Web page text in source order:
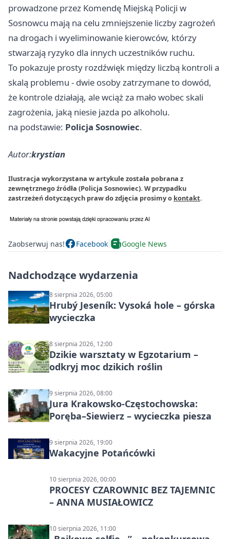
prowadzone przez Komendę Miejską Policji w
Sosnowcu mają na celu zmniejszenie liczby zagrożeń
na drogach i wyeliminowanie kierowców, którzy
stwarzają ryzyko dla innych uczestników ruchu.
To pokazuje prosty rozdźwięk między liczbą kontroli a
skalą problemu - dwie osoby zatrzymane to dowód,
że kontrole działają, ale wciąż za mało wobec skali
zagrożenia, jaką niesie jazda po alkoholu.
na podstawie: Policja Sosnowiec.
Autor:krystian
Ilustracja wykorzystana w artykule została pobrana z
zewnętrznego źródła (Policja Sosnowiec). W przypadku
zastrzeżeń dotyczących praw do zdjęcia prosimy o kontakt.
Zaobserwuj nas! Facebook Google News
Nadchodzące wydarzenia
8 sierpnia 2026, 05:00
Hrubý Jeseník: Vysoká hole – górska
wycieczka
8 sierpnia 2026, 12:00
Dzikie warsztaty w Egzotarium –
odkryj moc dzikich roślin
9 sierpnia 2026, 08:00
Jura Krakowsko-Częstochowska:
Poręba–Siewierz – wycieczka piesza
9 sierpnia 2026, 19:00
Wakacyjne Potańcówki
10 sierpnia 2026, 00:00
PROCESY CZAROWNIC BEZ TAJEMNIC
– ANNA MUSIAŁOWICZ
10 sierpnia 2026, 11:00